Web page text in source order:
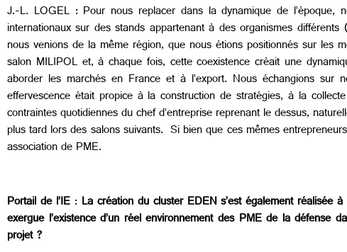
J.-L. LOGEL : Pour nous replacer dans la dynamique de l’époque,
internationaux sur des stands appartenant à des organismes
nous venions de la même région, que nous étions positionnés sur
salon MILIPOL et, à chaque fois, cette coexistence créait une
aborder les marchés en France et à l’export. Nous échangions sur
effervescence était propice à la construction de stratégies, à la
contraintes quotidiennes du chef d’entreprise reprenant le dessus,
plus tard lors des salons suivants. Si bien que ces mêmes
association de PME.
Portail de l’IE: La création du cluster EDEN s’est également
exergue l’existence d’un réel environnement des PME de la
projet ?